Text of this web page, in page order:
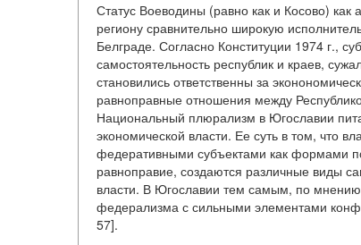
Статус Воеводины (равно как и Косово)
региону сравнительно широкую
Белграде. Согласно Конституции 1974 г.,
самостоятельность республик и краев,
становились ответственны за
равноправные отношения между
Национальный плюрализм в Югославии
экономической власти. Ее суть в том, что
федеративными субъектами как формами
равноправие, создаются различные виды
власти. В Югославии тем самым, по мнению
федерализма с сильными элементами
57].